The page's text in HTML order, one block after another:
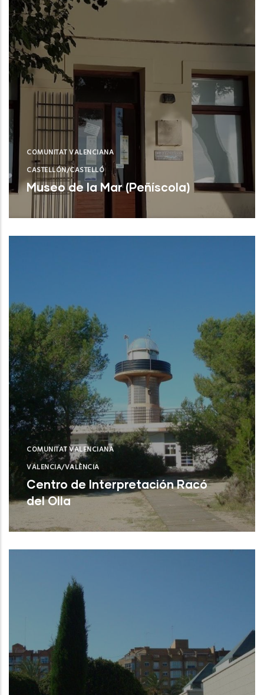
COMUNITAT VALENCIANA
CASTELLÓN/CASTELLÓ
Museo de la Mar (Peñíscola)
Peñíscola (Castelló/Castellón)
COMUNITAT VALENCIANA
VALENCIA/VALÈNCIA
Centro de Interpretación Racó
del Olla
Valencia (Valencia)